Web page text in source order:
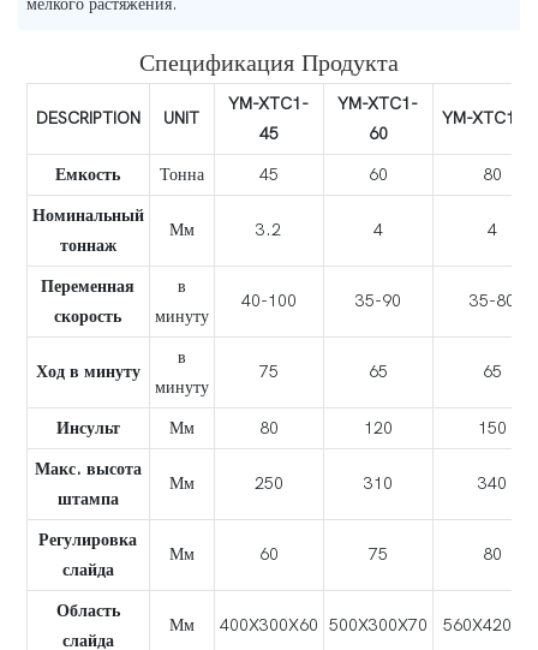
мелкого растяжения.
Спецификация Продукта
DESCRIPTION UNIT
YM-XTC1-
45
YM-XTC1-
60
YM-XTC1-
Емкость Тонна 45 60
80
Номинальный
тоннаж
Мм 3.2 4 4
Переменная
скорость
в
минуту
40-100 35-90 35-80
Ход в минуту
в
минуту
75 65 65
Инсульт Мм 80 120
150
Макс. высота
штампа
Мм 250 310 340
Регулировка
слайда
Мм 60 75 80
Область
слайда
Мм 400X300X60 500X300X70